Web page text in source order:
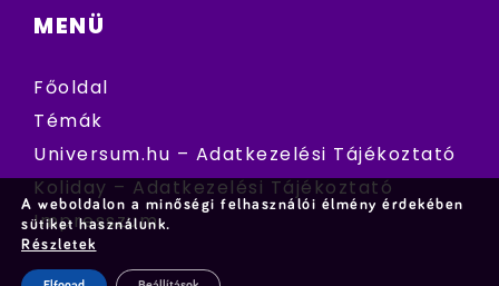
MENÜ
Főoldal
Témák
Universum.hu – Adatkezelési Tájékoztató
Koliday – Adatkezelési Tájékoztató
Impresszum
A weboldalon a minőségi felhasználói élmény érdekében
sütiket használunk.
Részletek